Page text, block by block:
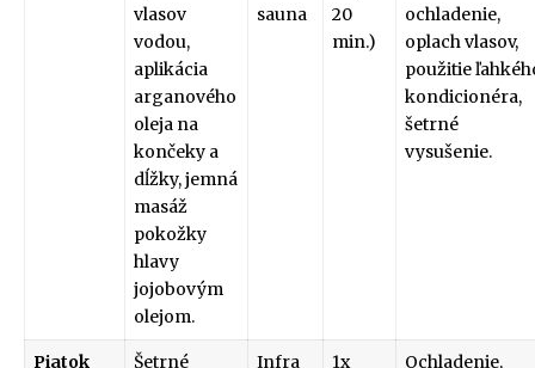
vlasov
vodou,
aplikácia
arganového
oleja na
končeky a
dĺžky, jemná
masáž
pokožky
hlavy
jojobovým
olejom.
sauna
20
min.)
ochladenie,
oplach vlasov,
použitie
kondicionéra,
šetrné
vysušenie.
Piatok
Šetrné
Infra
1x
Ochladenie,